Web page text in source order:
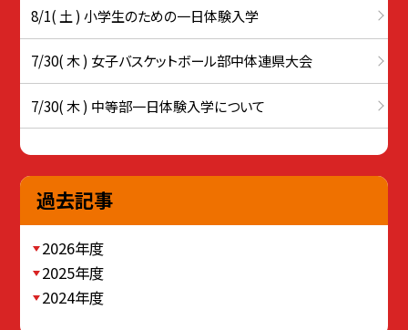
8/1( 土 ) 小学生のための一日体験入学
7/30( 木 ) 女子バスケットボール部中体連県大会
7/30( 木 ) 中等部一日体験入学について
過去記事
2026年度
2025年度
2024年度